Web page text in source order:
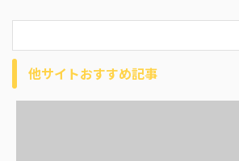
他サイトおすすめ記事